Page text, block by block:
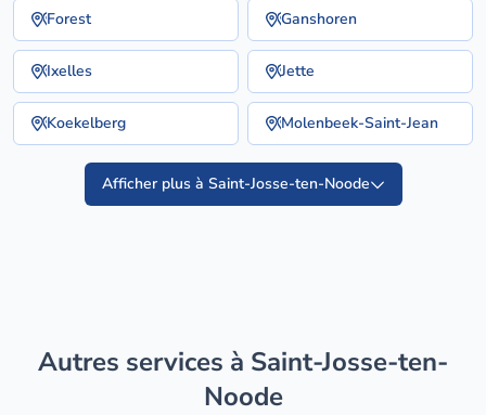
Forest Ganshoren
Ixelles Jette
Koekelberg Molenbeek-Saint-Jean
Afficher plus à Saint-Josse-ten-Noode
Autres services à Saint-Josse-ten-
Noode